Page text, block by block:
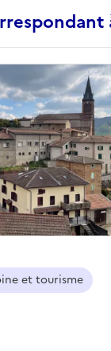
et tourisme